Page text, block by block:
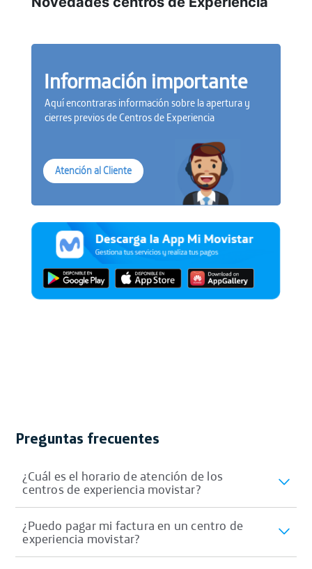
Preguntas frecuentes
¿Cuál es el horario de atención de los
centros de experiencia movistar?
¿Puedo pagar mi factura en un centro de
experiencia movistar?